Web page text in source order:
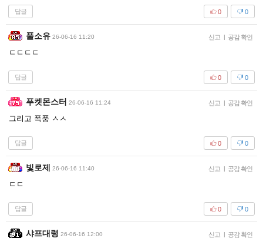
답글 0
0
풀소유 26-06-16 11:20 신고 | 공감 확인
ㄷㄷㄷㄷ
답글 0
0
푸켓몬스터 26-06-16 11:24 신고 | 공감 확인
그리고 폭풍 ㅅㅅ
답글 0
0
빛로제 26-06-16 11:40 신고 | 공감 확인
ㄷㄷ
답글 0
0
샤프대령 26-06-16 12:00 신고 | 공감 확인